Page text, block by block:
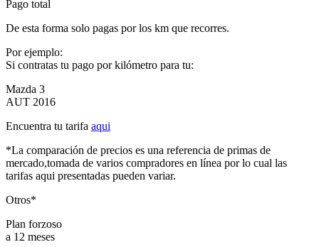
Pago total
De esta forma solo pagas por los km que recorres.
Por ejemplo:
Si contratas tu pago por kilómetro para tu:
Mazda 3
AUT 2016
Encuentra tu tarifa aqui
*La comparación de precios es una referencia de primas de
mercado,tomada de varios compradores en línea por lo cual las
tarifas aqui presentadas pueden variar.
Otros*
Plan forzoso
a 12 meses